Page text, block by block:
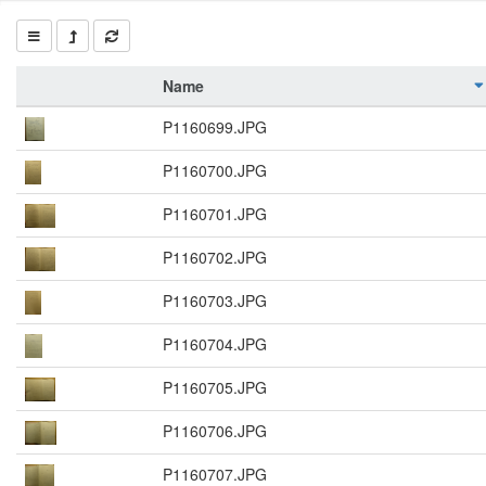
Name
P1160699.JPG
P1160700.JPG
P1160701.JPG
P1160702.JPG
P1160703.JPG
P1160704.JPG
P1160705.JPG
P1160706.JPG
P1160707.JPG